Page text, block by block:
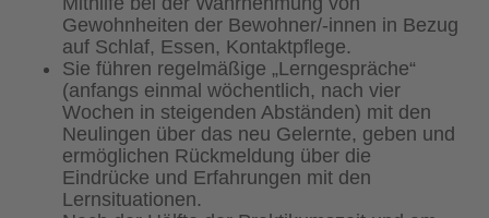
Gewohnheiten der Bewohner/-innen in Bezug
auf Schlaf, Essen, Kontaktpflege.
Sie führen regelmäßige „Lerngespräche“
(anfangs einmal wöchentlich, nach vier
Wochen in steigenden Abständen) mit den
Neulingen über das neu Gelernte, geben und
ermöglichen Rückmeldung über die
Eindrücke und Erfahrungen mit den
Lernsituationen.